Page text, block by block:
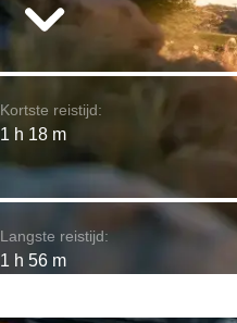
Kortste reistijd:
1 h 18 m
Langste reistijd:
1 h 56 m